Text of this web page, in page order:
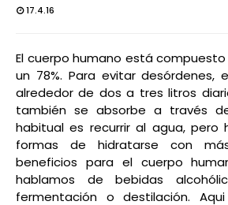
17.4.16
El cuerpo humano está
un 78%. Para evitar desórdenes,
alrededor de dos a tres litros
también se absorbe a través
habitual es recurrir al agua, pero
formas de hidratarse con
beneficios para el cuerpo
hablamos de bebidas
fermentación o destilación.